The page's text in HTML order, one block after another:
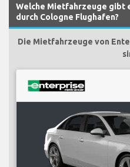
Welche Mietfahrzeuge gibt
durch Cologne Flughafen?
Die Mietfahrzeuge von